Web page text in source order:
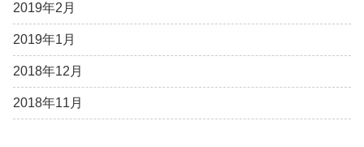
2019年2月
2019年1月
2018年12月
2018年11月